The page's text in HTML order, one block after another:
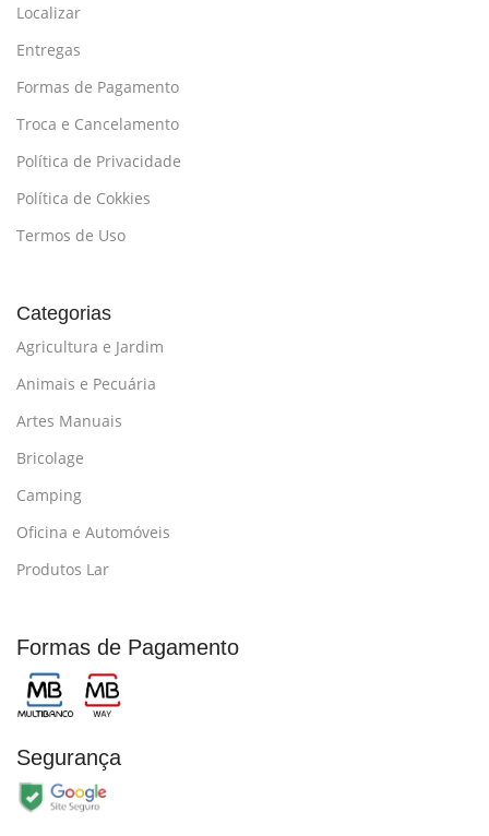
Localizar
Entregas
Formas de Pagamento
Troca e Cancelamento
Política de Privacidade
Política de Cokkies
Termos de Uso
Categorias
Agricultura e Jardim
Animais e Pecuária
Artes Manuais
Bricolage
Camping
Oficina e Automóveis
Produtos Lar
Formas de Pagamento
Segurança